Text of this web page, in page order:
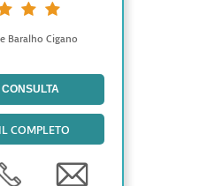
Baralho Cigano
COMPLETO